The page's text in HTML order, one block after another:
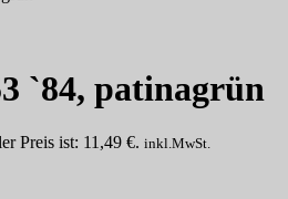
`84, patinagrün
Preis ist: 11,49 €. inkl.MwSt.